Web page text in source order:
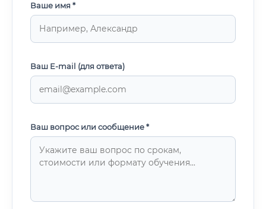
Ваше имя *
Ваш E-mail (для ответа)
Ваш вопрос или сообщение *